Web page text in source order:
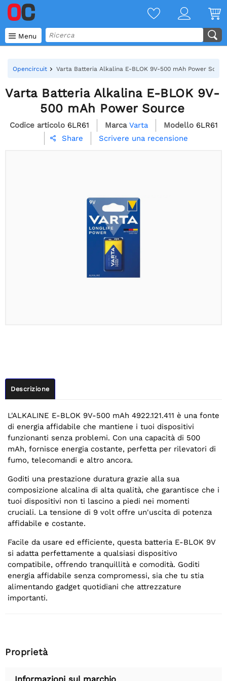
 Menu
Opencircuit Varta Batteria Alkalina E-BLOK 9V-500 mAh Power
Varta Batteria Alkalina E-BLOK 9V-
500 mAh Power Source
Codice articolo 6LR61 Marca Varta Modello 6LR61
 Share Scrivere una recensione
Descrizione
L'ALKALINE E-BLOK 9V-500 mAh 4922.121.411 è una fonte
di energia affidabile che mantiene i tuoi dispositivi
funzionanti senza problemi. Con una capacità di 500
mAh, fornisce energia costante, perfetta per rilevatori di
fumo, telecomandi e altro ancora.
Goditi una prestazione duratura grazie alla sua
composizione alcalina di alta qualità, che garantisce che i
tuoi dispositivi non ti lascino a piedi nei momenti
cruciali. La tensione di 9 volt offre un'uscita di potenza
affidabile e costante.
Facile da usare ed efficiente, questa batteria E-BLOK 9V
si adatta perfettamente a qualsiasi dispositivo
compatibile, offrendo tranquillità e comodità. Goditi
energia affidabile senza compromessi, sia che tu stia
alimentando gadget quotidiani che attrezzature
importanti.
Proprietà